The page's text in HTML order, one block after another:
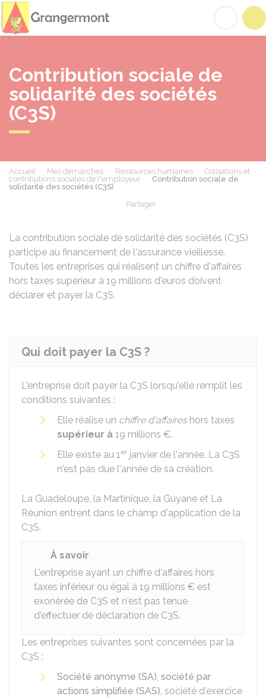
Contribution sociale de
solidarité des sociétés
(C3S)
Accueil Mes démarches Ressources humaines
Cotisations et
contributions sociales de l'employeur
Contribution sociale de
solidarité des sociétés (C3S)
Partager
La contribution sociale de solidarité des sociétés (C3S)
participe au financement de l'assurance vieillesse.
Toutes les entreprises qui réalisent un chiffre d'affaires
hors taxes supérieur à 19 millions d'euros doivent
déclarer et payer la C3S.
Qui doit payer la C3S ?
L'entreprise doit payer la C3S lorsqu'elle remplit les
conditions suivantes :
Elle réalise un chiffre d'affaireshors taxes
supérieur à 19 millions €.
Elle existe au 1er janvier de l'année. La C3S
n'est pas due l'année de sa création.
La Guadeloupe, la Martinique, la Guyane et La
Réunion entrent dans le champ d'application de la
C3S.
À savoir
L'entreprise ayant un chiffre d'affaires hors
taxes inférieur ou égal à 19 millions € est
exonérée de C3S et n'est pas tenue
d'effectuer de déclaration de C3S.
Les entreprises suivantes sont concernées par la
C3S :
Société anonyme (SA), société par
actions simplifiée (SAS), société d'exercice